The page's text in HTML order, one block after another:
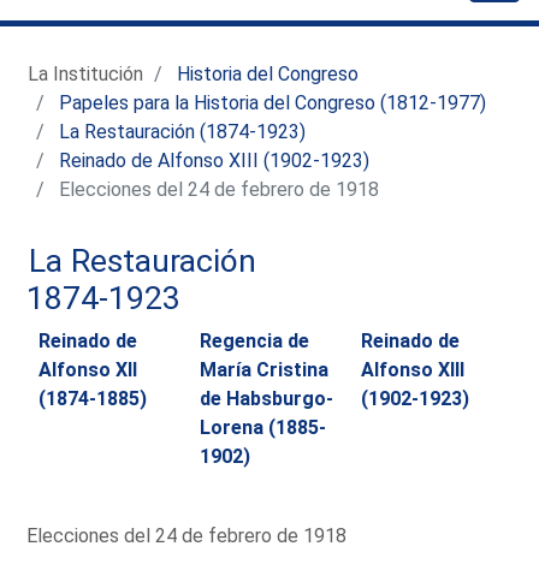
La Institución
Historia del Congreso
Papeles para la Historia del Congreso (1812-1977)
La Restauración (1874-1923)
Reinado de Alfonso XIII (1902-1923)
Elecciones del 24 de febrero de 1918
La Restauración
1874-1923
Reinado de
Alfonso XII
(1874-1885)
Regencia de
María Cristina
de Habsburgo-
Lorena (1885-
1902)
Reinado de
Alfonso XIII
(1902-1923)
Elecciones del 24 de febrero de 1918